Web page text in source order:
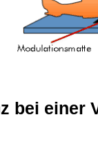
bei einer